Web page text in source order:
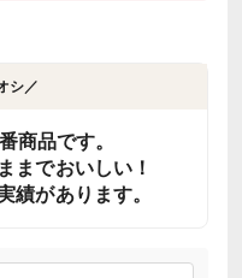
シ／
商品です。
までおいしい！
績があります。